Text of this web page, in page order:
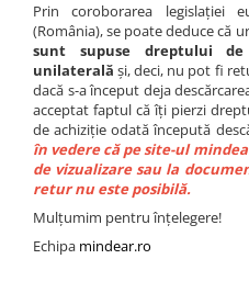
Prin coroborarea legislației
(România), se poate deduce că
sunt supuse dreptului
unilaterală și, deci, nu pot fi
dacă s-a început deja
acceptat faptul că îți pierzi
de achiziție odată începută
în vedere că pe site-ul
de vizualizare sau la
retur nu este posibilă.
Mulțumim pentru înțelegere!
Echipa mindear.ro